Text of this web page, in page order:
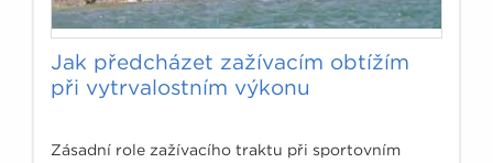
Jak předcházet zažívacím obtížím
při vytrvalostním výkonu
Zásadní role zažívacího traktu při sportovním